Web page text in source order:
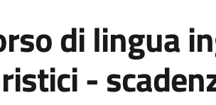
di lingua
-